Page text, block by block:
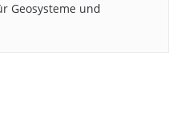
Geosysteme und